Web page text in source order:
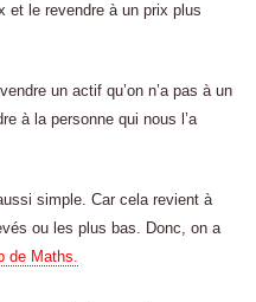
et le revendre à un prix plus
un actif qu’on n’a pas à un
à la personne qui nous l’a
simple. Car cela revient à
ou les plus bas. Donc, on a
de Maths.